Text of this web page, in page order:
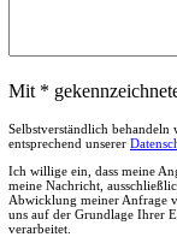
Mit *
Selbstverständlich
entsprechend unserer
Ich willige ein, dass meine
meine Nachricht,
Abwicklung meiner Anfrage
uns auf der Grundlage Ihrer
verarbeitet.